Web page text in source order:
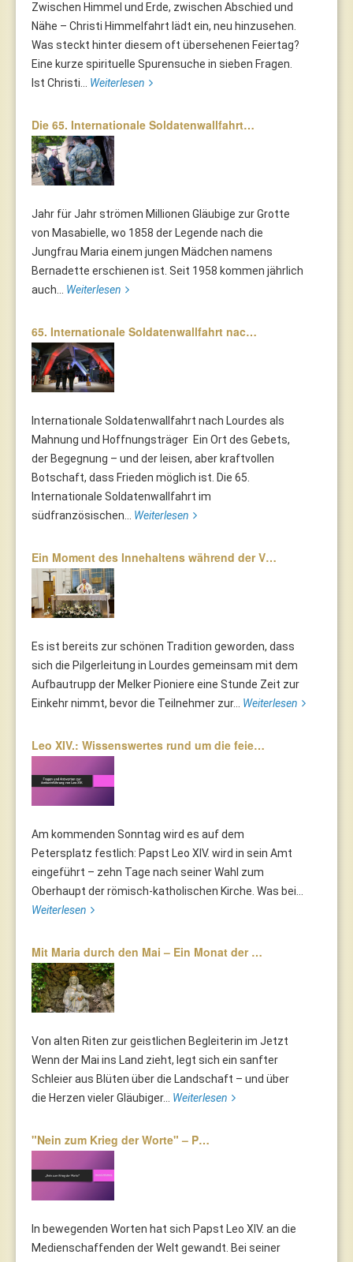
Zwischen Himmel und Erde, zwischen Abschied und
Nähe – Christi Himmelfahrt lädt ein, neu hinzusehen.
Was steckt hinter diesem oft übersehenen Feiertag?
Eine kurze spirituelle Spurensuche in sieben Fragen.
Ist Christi... Weiterlesen
Die 65. Internationale Soldatenwallfahrt…
Jahr für Jahr strömen Millionen Gläubige zur Grotte
von Masabielle, wo 1858 der Legende nach die
Jungfrau Maria einem jungen Mädchen namens
Bernadette erschienen ist. Seit 1958 kommen jährlich
auch... Weiterlesen
65. Internationale Soldatenwallfahrt nac…
Internationale Soldatenwallfahrt nach Lourdes als
Mahnung und Hoffnungsträger Ein Ort des Gebets,
der Begegnung – und der leisen, aber kraftvollen
Botschaft, dass Frieden möglich ist. Die 65.
Internationale Soldatenwallfahrt im
südfranzösischen... Weiterlesen
Ein Moment des Innehaltens während der V…
Es ist bereits zur schönen Tradition geworden, dass
sich die Pilgerleitung in Lourdes gemeinsam mit dem
Aufbautrupp der Melker Pioniere eine Stunde Zeit zur
Einkehr nimmt, bevor die Teilnehmer zur... Weiterlesen
Leo XIV.: Wissenswertes rund um die feie…
Am kommenden Sonntag wird es auf dem
Petersplatz festlich: Papst Leo XIV. wird in sein Amt
eingeführt – zehn Tage nach seiner Wahl zum
Oberhaupt der römisch-katholischen Kirche. Was bei...
Weiterlesen
Mit Maria durch den Mai – Ein Monat der …
Von alten Riten zur geistlichen Begleiterin im Jetzt
Wenn der Mai ins Land zieht, legt sich ein sanfter
Schleier aus Blüten über die Landschaft – und über
die Herzen vieler Gläubiger... Weiterlesen
"Nein zum Krieg der Worte" – P…
In bewegenden Worten hat sich Papst Leo XIV. an die
Medienschaffenden der Welt gewandt. Bei seiner